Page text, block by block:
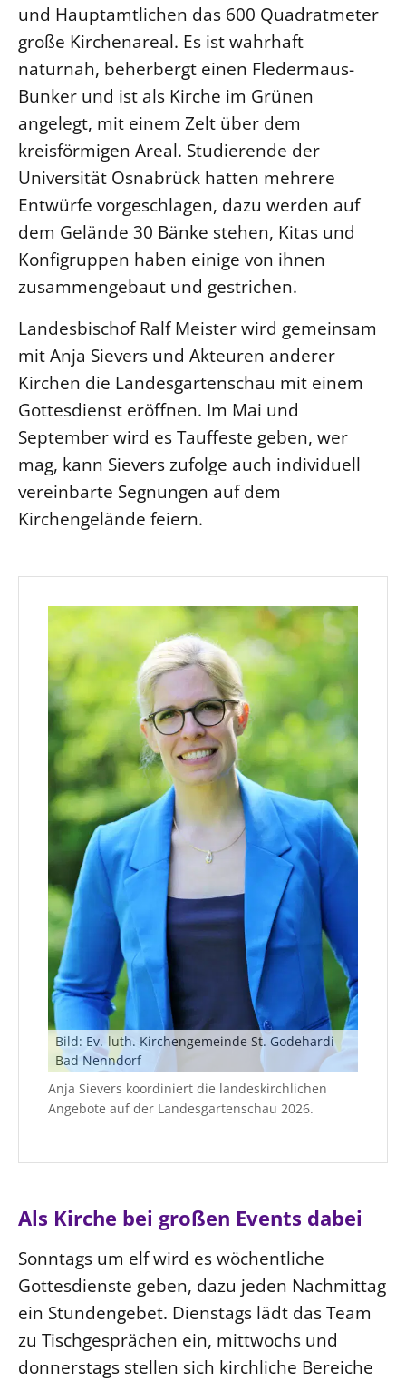
Bild: Ev.-luth. Kirchengemeinde St. Godehardi
Bad Nenndorf
Anja Sievers koordiniert die landeskirchlichen
Angebote auf der Landesgartenschau 2026.
und Hauptamtlichen das 600 Quadratmeter
große Kirchenareal. Es ist wahrhaft
naturnah, beherbergt einen Fledermaus-
Bunker und ist als Kirche im Grünen
angelegt, mit einem Zelt über dem
kreisförmigen Areal. Studierende der
Universität Osnabrück hatten mehrere
Entwürfe vorgeschlagen, dazu werden auf
dem Gelände 30 Bänke stehen, Kitas und
Konfigruppen haben einige von ihnen
zusammengebaut und gestrichen.
Landesbischof Ralf Meister wird gemeinsam
mit Anja Sievers und Akteuren anderer
Kirchen die Landesgartenschau mit einem
Gottesdienst eröffnen. Im Mai und
September wird es Tauffeste geben, wer
mag, kann Sievers zufolge auch individuell
vereinbarte Segnungen auf dem
Kirchengelände feiern.
Als Kirche bei großen Events dabei
Sonntags um elf wird es wöchentliche
Gottesdienste geben, dazu jeden Nachmittag
ein Stundengebet. Dienstags lädt das Team
zu Tischgesprächen ein, mittwochs und
donnerstags stellen sich kirchliche Bereiche
Kantine Speiseplan
Kirchliches Amtsblatt
Kirchliche Verwaltung
Klimaschutzgesetz
Kunstreferat
NKVK
Öffentlichkeitsarbeit
Personalausschuss
Projektmanagement
Recht